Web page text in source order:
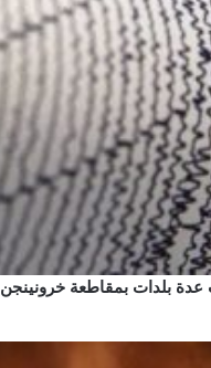
بلدات بمقاطعة خرونينجن